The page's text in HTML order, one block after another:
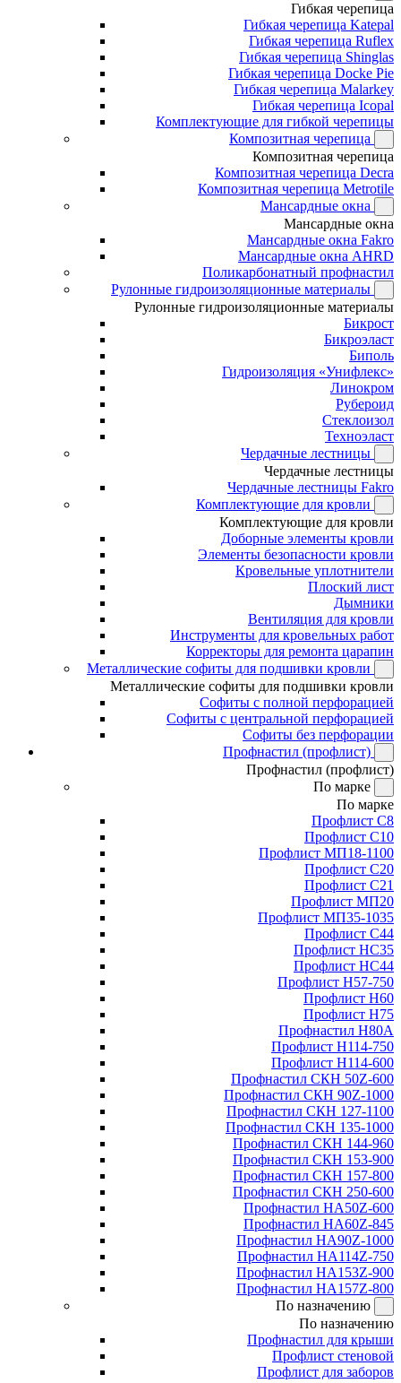
Гибкая черепица
Гибкая черепица Katepal
Гибкая черепица Ruflex
Гибкая черепица Shinglas
Гибкая черепица Docke Pie
Гибкая черепица Malarkey
Гибкая черепица Icopal
Комплектующие для гибкой черепицы
Композитная черепица
Композитная черепица
Композитная черепица Decra
Композитная черепица Metrotile
Мансардные окна
Мансардные окна
Мансардные окна Fakro
Мансардные окна AHRD
Поликарбонатный профнастил
Рулонные гидроизоляционные материалы
Рулонные гидроизоляционные материалы
Бикрост
Бикроэласт
Биполь
Гидроизоляция «Унифлекс»
Линокром
Рубероид
Стеклоизол
Техноэласт
Чердачные лестницы
Чердачные лестницы
Чердачные лестницы Fakro
Комплектующие для кровли
Комплектующие для кровли
Доборные элементы кровли
Элементы безопасности кровли
Кровельные уплотнители
Плоский лист
Дымники
Вентиляция для кровли
Инструменты для кровельных работ
Корректоры для ремонта царапин
Металлические софиты для подшивки кровли
Металлические софиты для подшивки кровли
Софиты с полной перфорацией
Софиты с центральной перфорацией
Софиты без перфорации
Профнастил (профлист)
Профнастил (профлист)
По марке
По марке
Профлист С8
Профлист С10
Профлист МП18-1100
Профлист С20
Профлист С21
Профлист МП20
Профлист МП35-1035
Профлист С44
Профлист НС35
Профлист НС44
Профлист Н57-750
Профлист Н60
Профлист Н75
Профнастил Н80А
Профлист Н114-750
Профлист Н114-600
Профнастил СКН 50Z-600
Профнастил СКН 90Z-1000
Профнастил СКН 127-1100
Профнастил СКН 135-1000
Профнастил СКН 144-960
Профнастил СКН 153-900
Профнастил СКН 157-800
Профнастил СКН 250-600
Профнастил НА50Z-600
Профнастил НА60Z-845
Профнастил НА90Z-1000
Профнастил НА114Z-750
Профнастил НА153Z-900
Профнастил НА157Z-800
По назначению
По назначению
Профнастил для крыши
Профлист стеновой
Профлист для заборов